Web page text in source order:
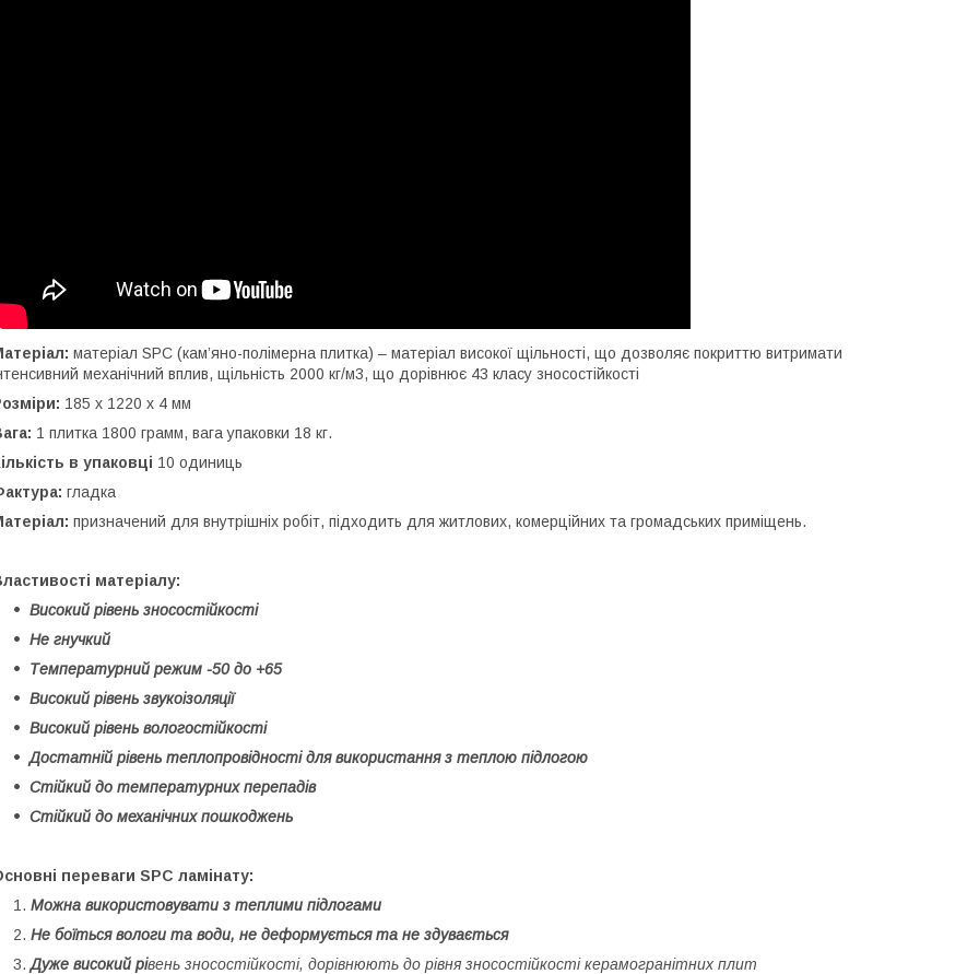
матеріал SPC (кам’яно-полімерна плитка) – матеріал високої щільності, що дозволяє покриттю витримати
механічний вплив, щільність 2000 кг/м3, що дорівнює 43 класу зносостійкості
185 х 1220 х 4 мм
1 плитка 1800 грамм, вага упаковки 18 кг.
в упаковці 10 одиниць
гладка
призначений для внутрішніх робіт, підходить для житлових, комерційних та громадських приміщень.
матеріалу:
Високий рівень зносостійкості
Не гнучкий
Температурний режим -50 до +65
Високий рівень звукоізоляції
Високий рівень вологостійкості
Достатній рівень теплопровідності для використання з теплою підлогою
Стійкий до температурних перепадів
Стійкий до механічних пошкоджень
переваги SPC ламінату:
Можна використовувати з теплими підлогами
Не боїться вологи та води, не деформується та не здувається
Дуже високий рівень зносостійкості, дорівнюють до рівня зносостійкості керамогранітних плит